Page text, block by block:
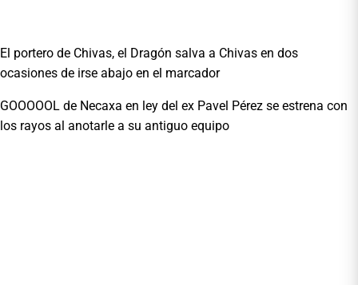
El portero de Chivas, el Dragón salva a Chivas en dos
ocasiones de irse abajo en el marcador
GOOOOOL de Necaxa en ley del ex Pavel Pérez se estrena con
los rayos al anotarle a su antiguo equipo